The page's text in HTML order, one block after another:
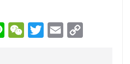
Li W T E